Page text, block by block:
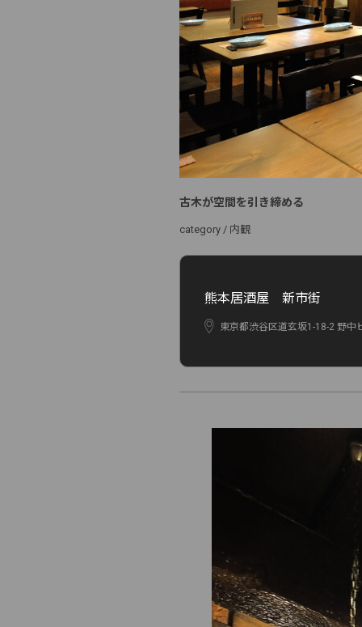
古木が空間を引き締める
category / 内観
熊本居酒屋 新市街
東京都渋谷区道玄坂1-18-2 野中